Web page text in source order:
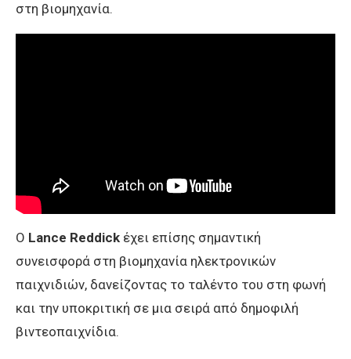
στη βιομηχανία.
Ο Lance Reddick έχει επίσης σημαντική
συνεισφορά στη βιομηχανία ηλεκτρονικών
παιχνιδιών, δανείζοντας το ταλέντο του στη φωνή
και την υποκριτική σε μια σειρά από δημοφιλή
βιντεοπαιχνίδια.